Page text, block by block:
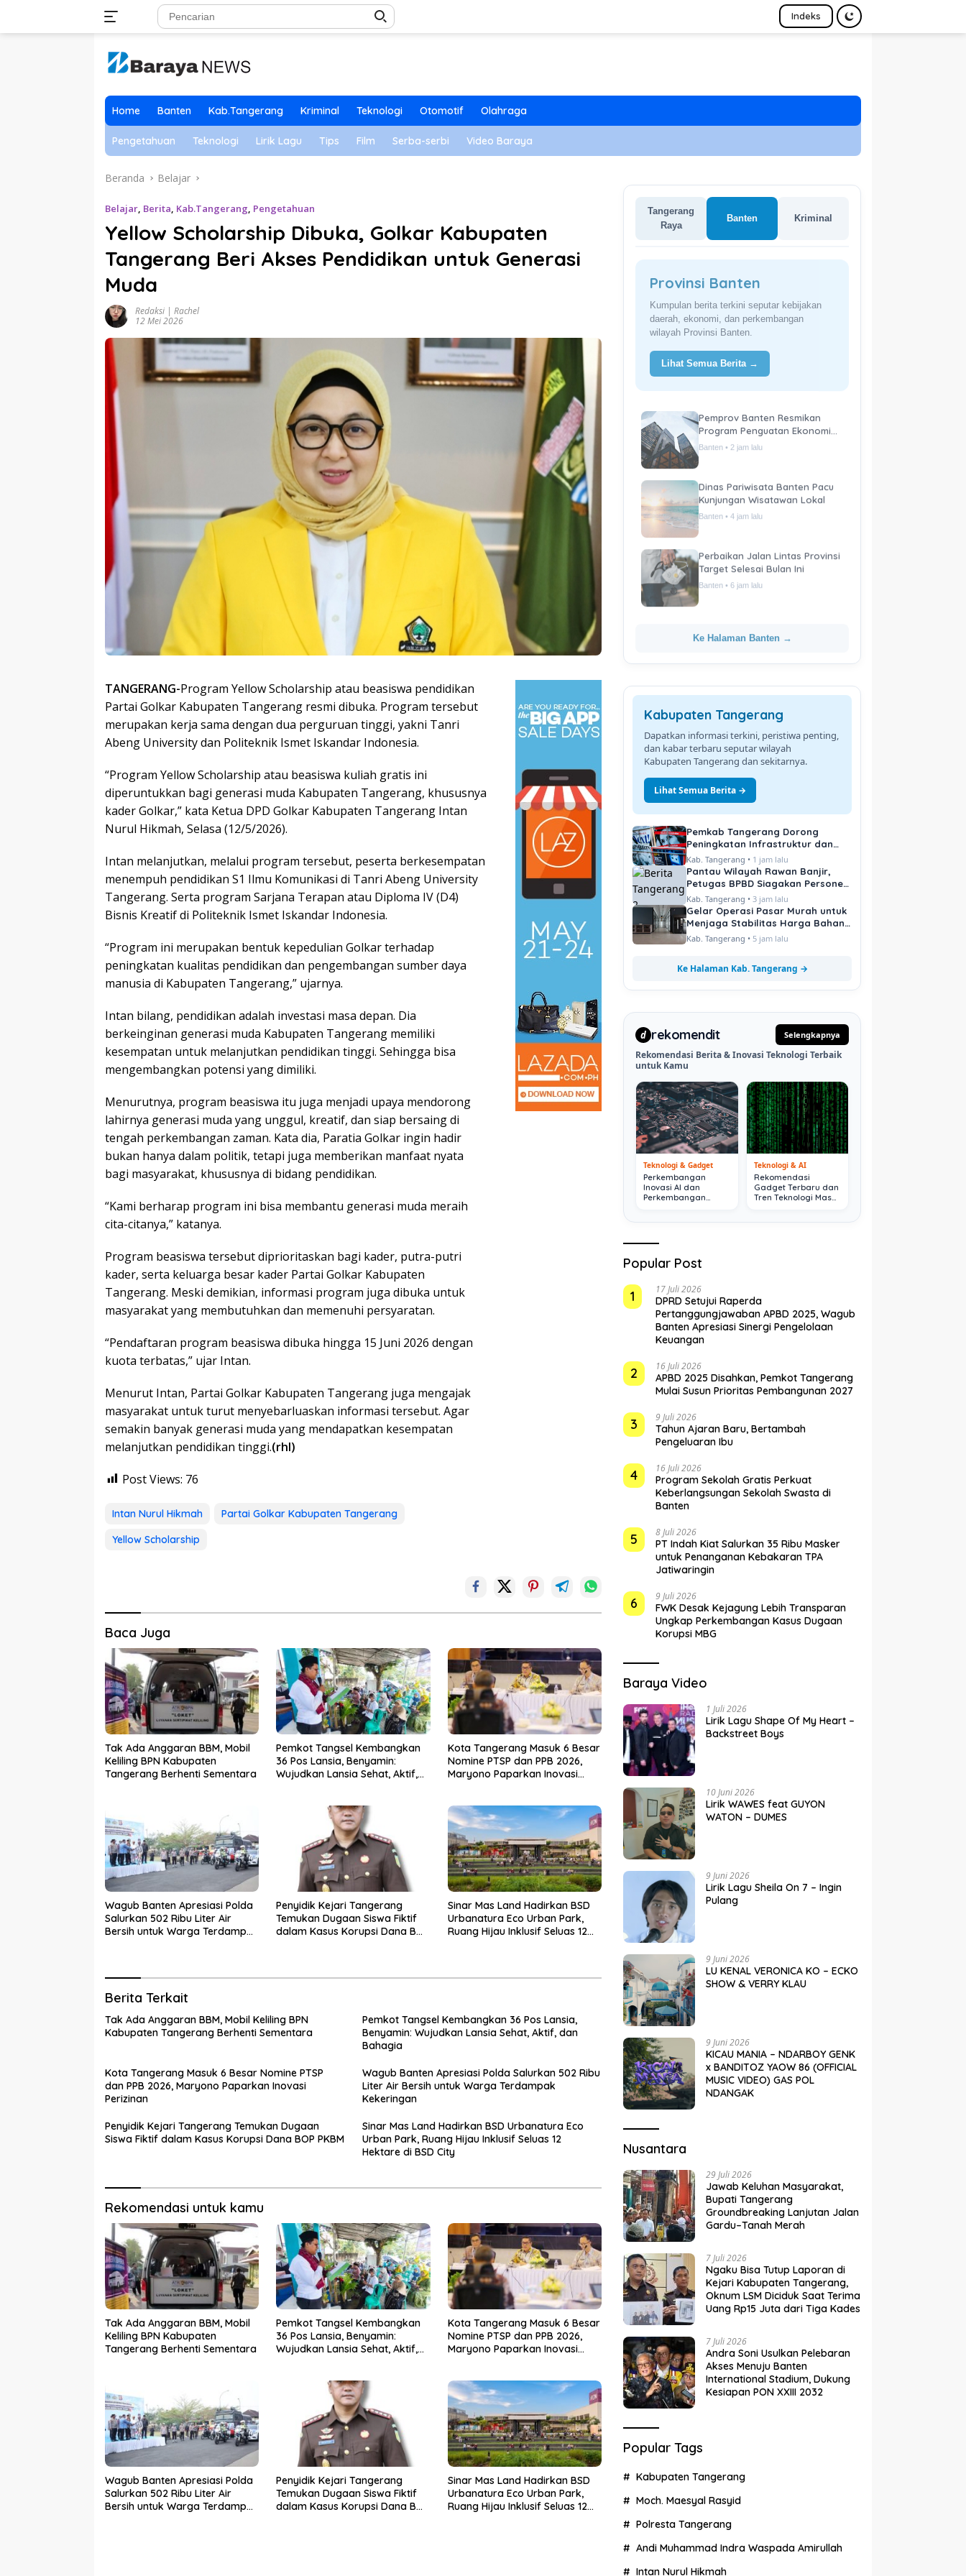
Indeks
Home Banten Kab.Tangerang Kriminal Teknologi Otomotif Olahraga
Pengetahuan Teknologi Lirik Lagu Tips Film Serba-serbi Video Baraya
Beranda Belajar
Belajar, Berita, Kab.Tangerang, Pengetahuan
Yellow Scholarship Dibuka, Golkar Kabupaten
Tangerang Beri Akses Pendidikan untuk Generasi
Muda
Redaksi | Rachel
12 Mei 2026
TANGERANG-Program Yellow Scholarship atau beasiswa pendidikan
Partai Golkar Kabupaten Tangerang resmi dibuka. Program tersebut
merupakan kerja sama dengan dua perguruan tinggi, yakni Tanri
Abeng University dan Politeknik Ismet Iskandar Indonesia.
“Program Yellow Scholarship atau beasiswa kuliah gratis ini
diperuntukkan bagi generasi muda Kabupaten Tangerang, khususnya
kader Golkar,” kata Ketua DPD Golkar Kabupaten Tangerang Intan
Nurul Hikmah, Selasa (12/5/2026).
Intan melanjutkan, melalui program tersebut, peserta berkesempatan
menempuh pendidikan S1 Ilmu Komunikasi di Tanri Abeng University
Tangerang. Serta program Sarjana Terapan atau Diploma IV (D4)
Bisnis Kreatif di Politeknik Ismet Iskandar Indonesia.
“Program ini merupakan bentuk kepedulian Golkar terhadap
peningkatan kualitas pendidikan dan pengembangan sumber daya
manusia di Kabupaten Tangerang,” ujarnya.
Intan bilang, pendidikan adalah investasi masa depan. Dia
berkeinginan generasi muda Kabupaten Tangerang memiliki
kesempatan untuk melanjutkan pendidikan tinggi. Sehingga bisa
mengembangkan potensi yang dimiliki.
Menurutnya, program beasiswa itu juga menjadi upaya mendorong
lahirnya generasi muda yang unggul, kreatif, dan siap bersaing di
tengah perkembangan zaman. Kata dia, Paratia Golkar ingin hadir
bukan hanya dalam politik, tetapi juga memberikan manfaat nyata
bagi masyarakat, khususnya di bidang pendidikan.
“Kami berharap program ini bisa membantu generasi muda meraih
cita-citanya,” katanya.
Program beasiswa tersebut diprioritaskan bagi kader, putra-putri
kader, serta keluarga besar kader Partai Golkar Kabupaten
Tangerang. Meski demikian, informasi program juga dibuka untuk
masyarakat yang membutuhkan dan memenuhi persyaratan.
“Pendaftaran program beasiswa dibuka hingga 15 Juni 2026 dengan
kuota terbatas,” ujar Intan.
Menurut Intan, Partai Golkar Kabupaten Tangerang juga mengajak
masyarakat untuk turut menyebarluaskan informasi tersebut. Agar
semakin banyak generasi muda yang mendapatkan kesempatan
melanjutkan pendidikan tinggi.(rhl)
Post Views: 76
Intan Nurul Hikmah
Partai Golkar Kabupaten Tangerang
Yellow Scholarship
Baca Juga
Tak Ada Anggaran BBM, Mobil
Keliling BPN Kabupaten
Tangerang Berhenti Sementara
Pemkot Tangsel Kembangkan
36 Pos Lansia, Benyamin:
Wujudkan Lansia Sehat, Aktif,
Kota Tangerang Masuk 6 Besar
Nomine PTSP dan PPB 2026,
Maryono Paparkan Inovasi
Wagub Banten Apresiasi Polda
Salurkan 502 Ribu Liter Air
Bersih untuk Warga Terdampak
Penyidik Kejari Tangerang
Temukan Dugaan Siswa Fiktif
dalam Kasus Korupsi Dana BOP
Sinar Mas Land Hadirkan BSD
Urbanatura Eco Urban Park,
Ruang Hijau Inklusif Seluas 12
Berita Terkait
Tak Ada Anggaran BBM, Mobil Keliling BPN
Kabupaten Tangerang Berhenti Sementara
Pemkot Tangsel Kembangkan 36 Pos Lansia,
Benyamin: Wujudkan Lansia Sehat, Aktif, dan
Bahagia
Kota Tangerang Masuk 6 Besar Nomine PTSP
dan PPB 2026, Maryono Paparkan Inovasi
Perizinan
Wagub Banten Apresiasi Polda Salurkan 502 Ribu
Liter Air Bersih untuk Warga Terdampak
Kekeringan
Penyidik Kejari Tangerang Temukan Dugaan
Siswa Fiktif dalam Kasus Korupsi Dana BOP PKBM
Sinar Mas Land Hadirkan BSD Urbanatura Eco
Urban Park, Ruang Hijau Inklusif Seluas 12
Hektare di BSD City
Rekomendasi untuk kamu
Tak Ada Anggaran BBM, Mobil
Keliling BPN Kabupaten
Tangerang Berhenti Sementara
Pemkot Tangsel Kembangkan
36 Pos Lansia, Benyamin:
Wujudkan Lansia Sehat, Aktif,
Kota Tangerang Masuk 6 Besar
Nomine PTSP dan PPB 2026,
Maryono Paparkan Inovasi
Wagub Banten Apresiasi Polda
Salurkan 502 Ribu Liter Air
Bersih untuk Warga Terdampak
Penyidik Kejari Tangerang
Temukan Dugaan Siswa Fiktif
dalam Kasus Korupsi Dana BOP
Sinar Mas Land Hadirkan BSD
Urbanatura Eco Urban Park,
Ruang Hijau Inklusif Seluas 12
Tangerang
Raya
Banten Kriminal
Provinsi Banten
Kumpulan berita terkini seputar kebijakan
daerah, ekonomi, dan perkembangan
wilayah Provinsi Banten.
Lihat Semua Berita →
Pemprov Banten Resmikan
Program Penguatan Ekonomi
Daerah
Banten • 2 jam lalu
Dinas Pariwisata Banten Pacu
Kunjungan Wisatawan Lokal
Banten • 4 jam lalu
Perbaikan Jalan Lintas Provinsi
Target Selesai Bulan Ini
Banten • 6 jam lalu
Ke Halaman Banten →
Kabupaten Tangerang
Dapatkan informasi terkini, peristiwa penting,
dan kabar terbaru seputar wilayah
Kabupaten Tangerang dan sekitarnya.
Lihat Semua Berita →
Pemkab Tangerang Dorong
Peningkatan Infrastruktur dan
Pelayanan Publik
Kab. Tangerang • 1 jam lalu
Pantau Wilayah Rawan Banjir,
Petugas BPBD Siagakan Personel
di Titik Kritis
Kab. Tangerang •3 jam lalu
Gelar Operasi Pasar Murah untuk
Menjaga Stabilitas Harga Bahan
Pokok
Kab. Tangerang • 5 jam lalu
Ke Halaman Kab. Tangerang →
d rekomendit Selengkapnya
Rekomendasi Berita & Inovasi Teknologi Terbaik
untuk Kamu
Teknologi & Gadget
Perkembangan
Inovasi AI dan
Perkembangan
Teknologi & AI
Rekomendasi
Gadget Terbaru dan
Tren Teknologi Masa
Popular Post
1
17 Juli 2026
DPRD Setujui Raperda
Pertanggungjawaban APBD 2025, Wagub
Banten Apresiasi Sinergi Pengelolaan
Keuangan
2 16 Juli 2026
APBD 2025 Disahkan, Pemkot Tangerang
Mulai Susun Prioritas Pembangunan 2027
3 9 Juli 2026
Tahun Ajaran Baru, Bertambah
Pengeluaran Ibu
4 16 Juli 2026
Program Sekolah Gratis Perkuat
Keberlangsungan Sekolah Swasta di
Banten
5 8 Juli 2026
PT Indah Kiat Salurkan 35 Ribu Masker
untuk Penanganan Kebakaran TPA
Jatiwaringin
6 9 Juli 2026
FWK Desak Kejagung Lebih Transparan
Ungkap Perkembangan Kasus Dugaan
Korupsi MBG
Baraya Video
1 Juli 2026
Lirik Lagu Shape Of My Heart –
Backstreet Boys
10 Juni 2026
Lirik WAWES feat GUYON
WATON – DUMES
9 Juni 2026
Lirik Lagu Sheila On 7 – Ingin
Pulang
9 Juni 2026
LU KENAL VERONICA KO – ECKO
SHOW & VERRY KLAU
9 Juni 2026
KICAU MANIA – NDARBOY GENK
x BANDITOZ YAOW 86 (OFFICIAL
MUSIC VIDEO) GAS POL
NDANGAK
Nusantara
29 Juli 2026
Jawab Keluhan Masyarakat,
Bupati Tangerang
Groundbreaking Lanjutan Jalan
Gardu–Tanah Merah
7 Juli 2026
Ngaku Bisa Tutup Laporan di
Kejari Kabupaten Tangerang,
Oknum LSM Diciduk Saat Terima
Uang Rp15 Juta dari Tiga Kades
7 Juli 2026
Andra Soni Usulkan Pelebaran
Akses Menuju Banten
International Stadium, Dukung
Kesiapan PON XXIII 2032
Popular Tags
Kabupaten Tangerang
Moch. Maesyal Rasyid
Polresta Tangerang
Andi Muhammad Indra Waspada Amirullah
Intan Nurul Hikmah